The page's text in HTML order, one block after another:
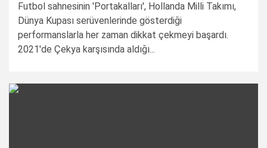
Futbol sahnesinin 'Portakalları', Hollanda Milli Takımı,
Dünya Kupası serüvenlerinde gösterdiği
performanslarla her zaman dikkat çekmeyi başardı.
2021'de Çekya karşısında aldığı...